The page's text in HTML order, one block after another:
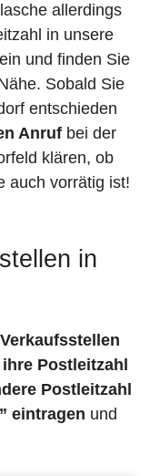
allerdings
in unsere
und finden Sie
Sobald Sie
entschieden
Anruf bei der
klären, ob
auch vorrätig ist!
in
Postleitzahl
Postleitzahl
eintragen und